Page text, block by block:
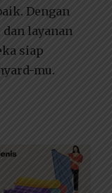
Dengan
layanan
siap
mu.